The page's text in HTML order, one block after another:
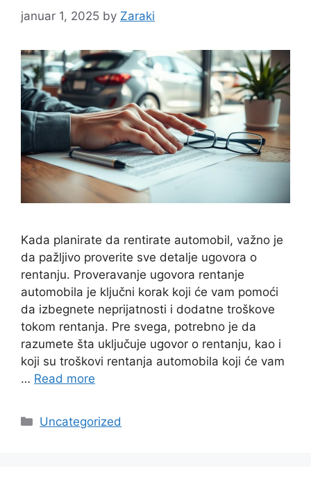
januar 1, 2025 by Zaraki
Kada planirate da rentirate automobil, važno je
da pažljivo proverite sve detalje ugovora o
rentanju. Proveravanje ugovora rentanje
automobila je ključni korak koji će vam pomoći
da izbegnete neprijatnosti i dodatne troškove
tokom rentanja. Pre svega, potrebno je da
razumete šta uključuje ugovor o rentanju, kao i
koji su troškovi rentanja automobila koji će vam
… Read more
Categories
Uncategorized